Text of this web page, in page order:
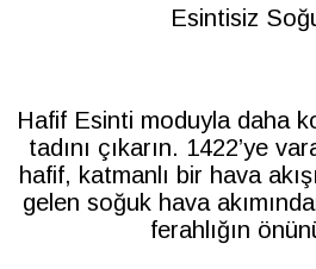
Esintisiz
Hafif Esinti moduyla daha
tadını çıkarın. 1422’ye
hafif, katmanlı bir hava
gelen soğuk hava
ferahlığın